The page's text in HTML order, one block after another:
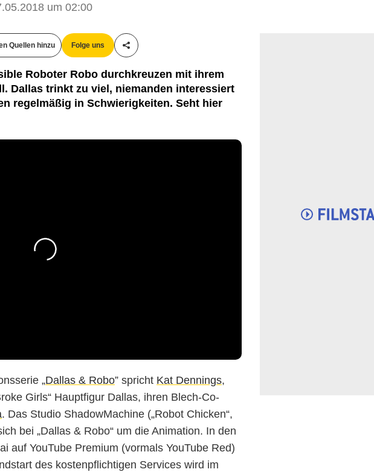
um 02:00
Quellen hinzu Folge uns
Teile diesen Artikel
Roboter Robo durchkreuzen mit ihrem
Dallas trinkt zu viel, niemanden interessiert
regelmäßig in Schwierigkeiten. Seht hier
„Dallas & Robo” spricht Kat Dennings,
Girls“ Hauptfigur Dallas, ihren Blech-Co-
. Das Studio ShadowMachine („Robot Chicken“,
bei „Dallas & Robo“ um die Animation. In den
auf YouTube Premium (vormals YouTube Red)
des kostenpflichtigen Services wird im